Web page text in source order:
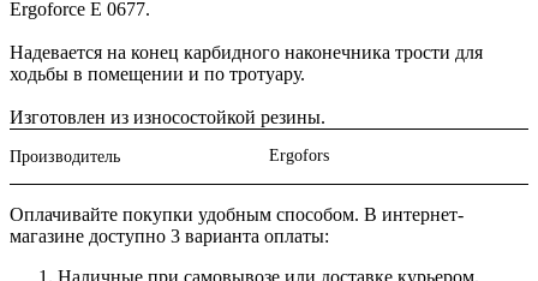
Ergoforce E 0677.
Надевается на конец карбидного наконечника трости для
ходьбы в помещении и по тротуару.
Изготовлен из износостойкой резины.
Производитель Ergofors
Оплачивайте покупки удобным способом. В интернет-
магазине доступно 3 варианта оплаты: